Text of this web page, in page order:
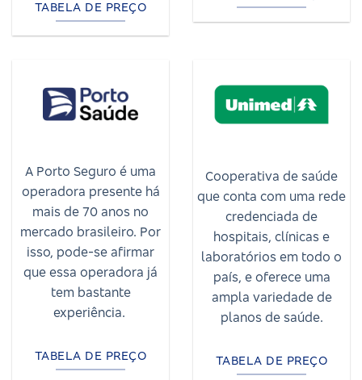
TABELA DE PREÇO
A Porto Seguro é uma
operadora presente há
mais de 70 anos no
mercado brasileiro. Por
isso, pode-se afirmar
que essa operadora já
tem bastante
experiência.
TABELA DE PREÇO
Cooperativa de saúde
que conta com uma rede
credenciada de
hospitais, clínicas e
laboratórios em todo o
país, e oferece uma
ampla variedade de
planos de saúde.
TABELA DE PREÇO